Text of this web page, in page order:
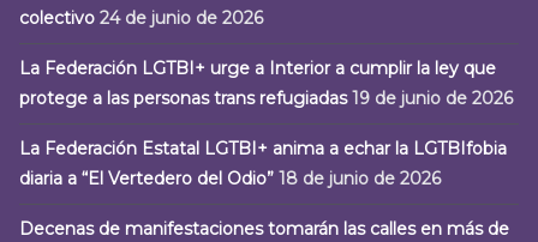
colectivo 24 de junio de 2026
La Federación LGTBI+ urge a Interior a cumplir la ley que
protege a las personas trans refugiadas 19 de junio de 2026
La Federación Estatal LGTBI+ anima a echar la LGTBIfobia
diaria a “El Vertedero del Odio” 18 de junio de 2026
Decenas de manifestaciones tomarán las calles en más de